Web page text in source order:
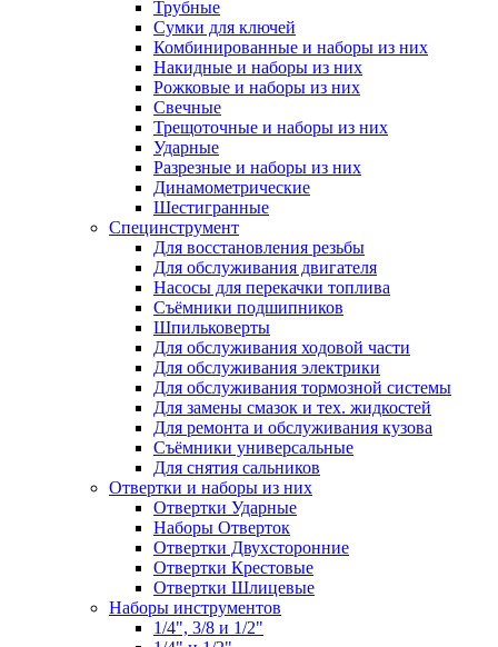
Трубные
Сумки для ключей
Комбинированные и наборы из них
Накидные и наборы из них
Рожковые и наборы из них
Свечные
Трещоточные и наборы из них
Ударные
Разрезные и наборы из них
Динамометрические
Шестигранные
Специнструмент
Для восстановления резьбы
Для обслуживания двигателя
Насосы для перекачки топлива
Съёмники подшипников
Шпильковерты
Для обслуживания ходовой части
Для обслуживания электрики
Для обслуживания тормозной системы
Для замены смазок и тех. жидкостей
Для ремонта и обслуживания кузова
Съёмники универсальные
Для снятия сальников
Отвертки и наборы из них
Отвертки Ударные
Наборы Отверток
Отвертки Двухсторонние
Отвертки Крестовые
Отвертки Шлицевые
Наборы инструментов
1/4", 3/8 и 1/2"